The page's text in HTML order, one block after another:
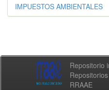
IMPUESTOS AMBIENTALES
Repositorio
RRAAE